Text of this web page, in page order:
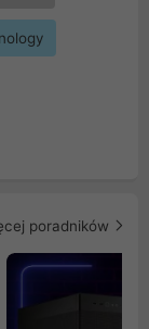
poradników